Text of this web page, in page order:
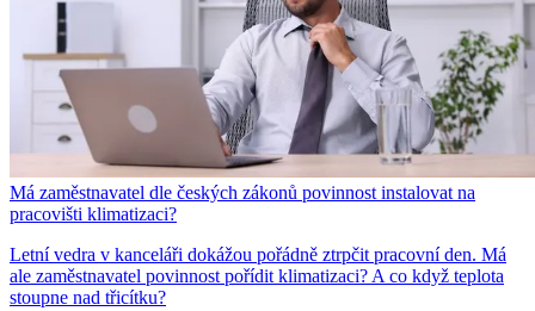
Má zaměstnavatel dle českých zákonů povinnost instalovat na
pracovišti klimatizaci?
Letní vedra v kanceláři dokážou pořádně ztrpčit pracovní den. Má
ale zaměstnavatel povinnost pořídit klimatizaci? A co když teplota
stoupne nad třicítku?